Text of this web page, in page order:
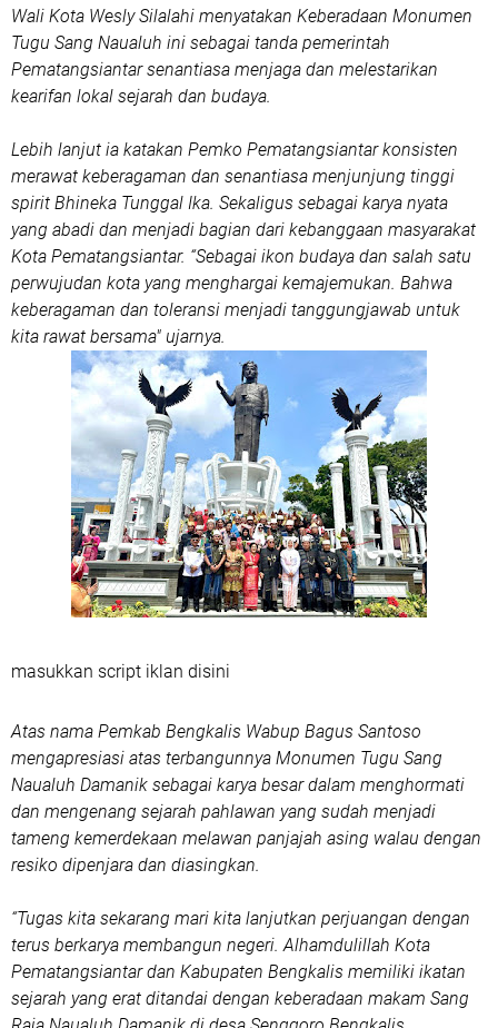
Wali Kota Wesly Silalahi menyatakan Keberadaan Monumen
Tugu Sang Naualuh ini sebagai tanda pemerintah
Pematangsiantar senantiasa menjaga dan melestarikan
kearifan lokal sejarah dan budaya.
Lebih lanjut ia katakan Pemko Pematangsiantar konsisten
merawat keberagaman dan senantiasa menjunjung tinggi
spirit Bhineka Tunggal Ika. Sekaligus sebagai karya nyata
yang abadi dan menjadi bagian dari kebanggaan masyarakat
Kota Pematangsiantar. “Sebagai ikon budaya dan salah satu
perwujudan kota yang menghargai kemajemukan. Bahwa
keberagaman dan toleransi menjadi tanggungjawab untuk
kita rawat bersama" ujarnya.
masukkan script iklan disini
Atas nama Pemkab Bengkalis Wabup Bagus Santoso
mengapresiasi atas terbangunnya Monumen Tugu Sang
Naualuh Damanik sebagai karya besar dalam menghormati
dan mengenang sejarah pahlawan yang sudah menjadi
tameng kemerdekaan melawan panjajah asing walau dengan
resiko dipenjara dan diasingkan.
“Tugas kita sekarang mari kita lanjutkan perjuangan dengan
terus berkarya membangun negeri. Alhamdulillah Kota
Pematangsiantar dan Kabupaten Bengkalis memiliki ikatan
sejarah yang erat ditandai dengan keberadaan makam Sang